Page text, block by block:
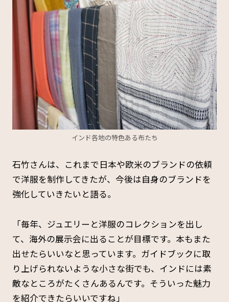
インド各地の特色ある布たち
石竹さんは、これまで日本や欧米のブランドの依頼
で洋服を制作してきたが、今後は自身のブランドを
強化していきたいと語る。
「毎年、ジュエリーと洋服のコレクションを出し
て、海外の展示会に出ることが目標です。本もまた
出せたらいいなと思っています。ガイドブックに取
り上げられないような小さな街でも、インドには素
敵なところがたくさんあるんです。そういった魅力
を紹介できたらいいですね」